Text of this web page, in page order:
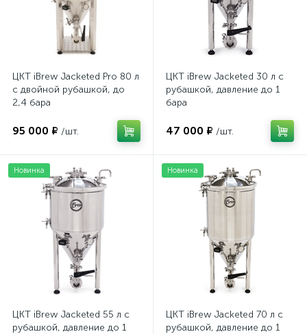
ЦКТ iBrew Jacketed Pro 80 л
с двойной рубашкой, до
2,4 бара
95 000 ₽ /шт.
ЦКТ iBrew Jacketed 30 л с
рубашкой, давление до 1
бара
47 000 ₽ /шт.
Новинка
ЦКТ iBrew Jacketed 55 л с
рубашкой, давление до 1
Новинка
ЦКТ iBrew Jacketed 70 л с
рубашкой, давление до 1